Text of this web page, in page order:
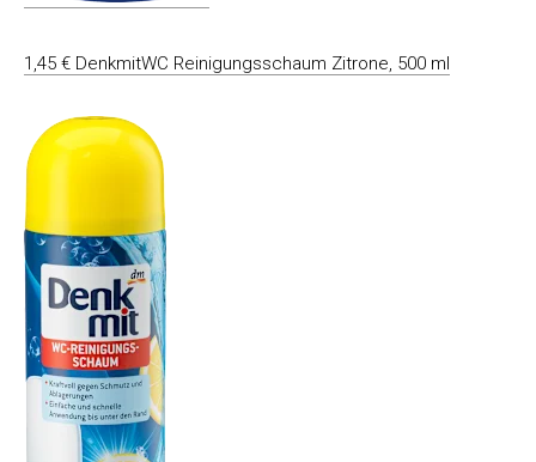
1,45 € DenkmitWC Reinigungsschaum Zitrone, 500 ml